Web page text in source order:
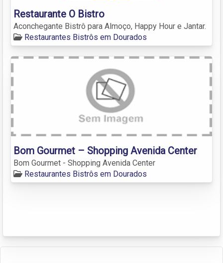
Restaurante O Bistro
Aconchegante Bistrô para Almoço, Happy Hour e Jantar.
Restaurantes Bistrôs em Dourados
Bom Gourmet – Shopping Avenida Center
Bom Gourmet - Shopping Avenida Center
Restaurantes Bistrôs em Dourados